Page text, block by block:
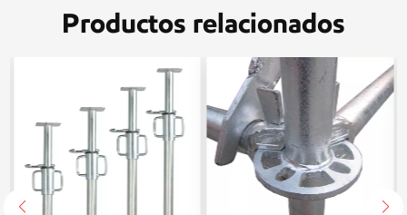
Productos relacionados